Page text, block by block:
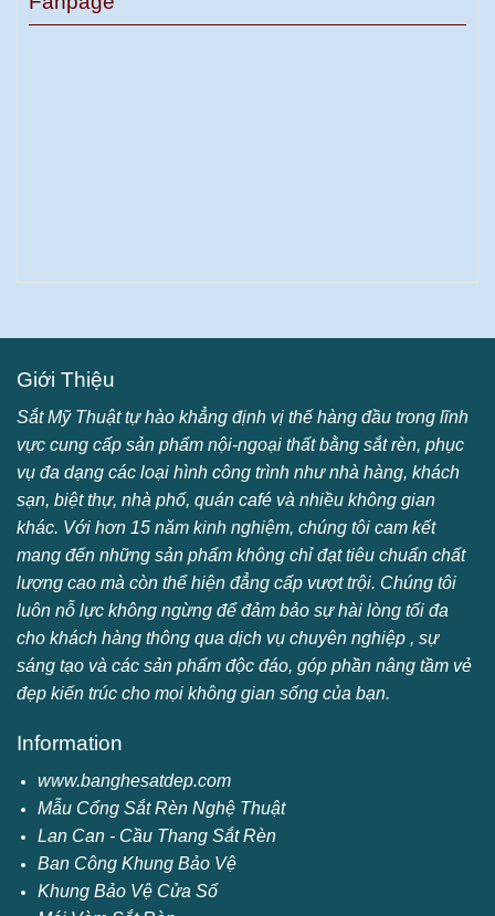
Giới Thiệu
Sắt Mỹ Thuật tự hào khẳng định vị thế hàng đầu trong lĩnh
vực cung cấp sản phẩm nội-ngoại thất bằng sắt rèn, phục
vụ đa dạng các loại hình công trình như nhà hàng, khách
sạn, biệt thự, nhà phố, quán café và nhiều không gian
khác. Với hơn 15 năm kinh nghiệm, chúng tôi cam kết
mang đến những sản phẩm không chỉ đạt tiêu chuẩn chất
lượng cao mà còn thể hiện đẳng cấp vượt trội. Chúng tôi
luôn nỗ lực không ngừng để đảm bảo sự hài lòng tối đa
cho khách hàng thông qua dịch vụ chuyên nghiệp , sự
sáng tạo và các sản phẩm độc đáo, góp phần nâng tầm vẻ
đẹp kiến trúc cho mọi không gian sống của bạn.
Information
www.banghesatdep.com
Mẫu Cổng Sắt Rèn Nghệ Thuật
Lan Can - Cầu Thang Sắt Rèn
Ban Công Khung Bảo Vệ
Khung Bảo Vệ Cửa Sổ